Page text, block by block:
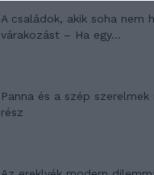
A családok, akik soha nem
várakozást – Ha egy...
Panna és a szép
rész